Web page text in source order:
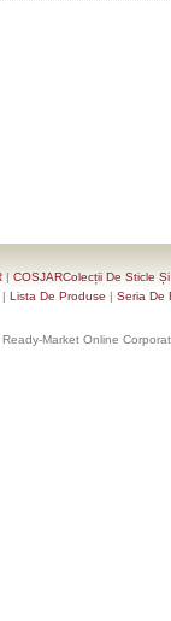
| COSJARColecții De Sticle
| Lista De Produse | Seria De
Market Online